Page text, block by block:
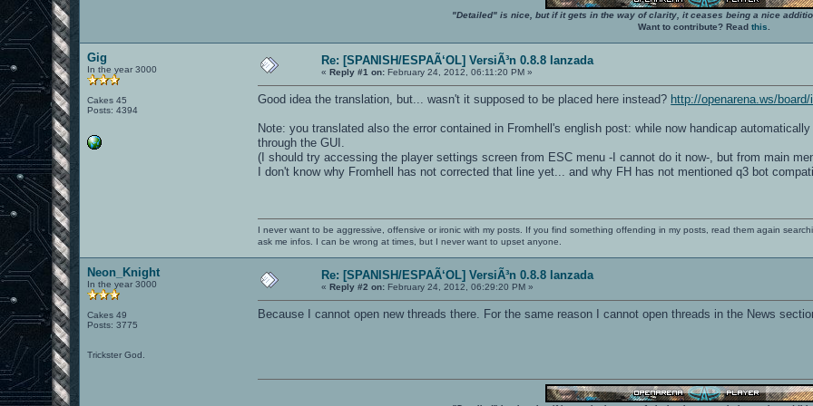
"Detailed" is nice, but if it gets in the way of clarity, it ceases being a nice
Want to contribute? Read this
Gig
In the year 3000
Cakes 45
Posts: 4394
Re: [SPANISH/ESPAÃ‘OL] VersiÃ³n 0.8.8 lanzada
«Reply #1 on: February 24, 2012, 06:11:20 PM »
Good idea the translation, but... wasn't it supposed to be placed here instead? http://openarena.ws/
Note: you translated also the error contained in Fromhell's english post: while now handicap
through the GUI.
(I should try accessing the player settings screen from ESC menu -I cannot do it now-, but from main
I don't know why Fromhell has not corrected that line yet... and why FH has not mentioned q3 bot
I never want to be aggressive, offensive or ironic with my posts. If you find something offending in my posts, read them again
ask me infos. I can be wrong at times, but I never want to upset anyone.
Neon_Knight
In the year 3000
Cakes 49
Posts: 3775
Trickster God.
Re: [SPANISH/ESPAÃ‘OL] VersiÃ³n 0.8.8 lanzada
«Reply #2 on: February 24, 2012, 06:29:20 PM »
Because I cannot open new threads there. For the same reason I cannot open threads in the News